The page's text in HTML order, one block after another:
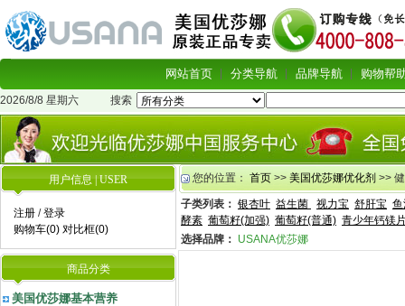
网站首页 分类导航 品牌导航 购物帮
2026/8/8 星期六 搜索
用户信息 | USER
注册 /登录
购物车(0) 对比框(0)
商品分类
美国优莎娜基本营养
您的位置： 首页 >> 美国优莎娜优化剂 >>
子类列表： 银杏叶 益生菌 视力宝 舒肝宝
酵素 葡萄籽(加强) 葡萄籽(普通) 青少年钙镁
选择品牌： USANA优莎娜